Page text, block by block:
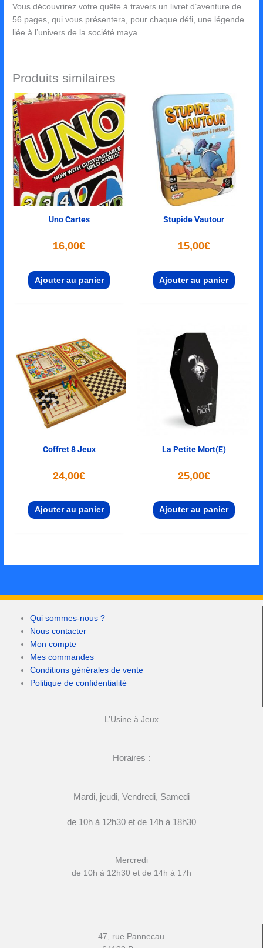
Vous découvrirez votre quête à travers un livret d’aventure de
56 pages, qui vous présentera, pour chaque défi, une légende
liée à l’univers de la société maya.
Produits similaires
Uno Cartes
16,00€
Ajouter au panier
Stupide Vautour
15,00€
Ajouter au panier
Coffret 8 Jeux
24,00€
Ajouter au panier
La Petite Mort(e)
25,00€
Ajouter au panier
Qui sommes-nous ?
Nous contacter
Mon compte
Mes commandes
Conditions générales de vente
Politique de confidentialité
L’Usine à Jeux
Horaires :
Mardi, jeudi, Vendredi, Samedi
de 10h à 12h30 et de 14h à 18h30
Mercredi
de 10h à 12h30 et de 14h à 17h
47, rue Pannecau